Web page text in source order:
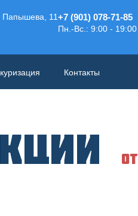
Папышева, 11+7 (901) 078-71-85
Пн.-Вс.: 9:00 - 19:00
Контакты
от